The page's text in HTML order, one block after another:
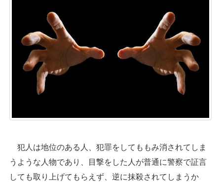
犯人は地位のある人、犯罪をしてももみ消されてしま
うような人物であり、目撃をした人が普通に警察で証言
しても取り上げてもらえず、逆に抹殺されてしまうか